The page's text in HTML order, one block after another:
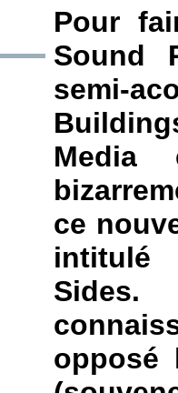
Pour
Sound
semi-
Media
ce
intitulé
Sides.
opposé